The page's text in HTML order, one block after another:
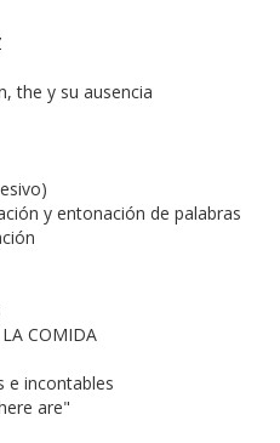
the y su ausencia
y entonación de palabras
COMIDA
e incontables
are"